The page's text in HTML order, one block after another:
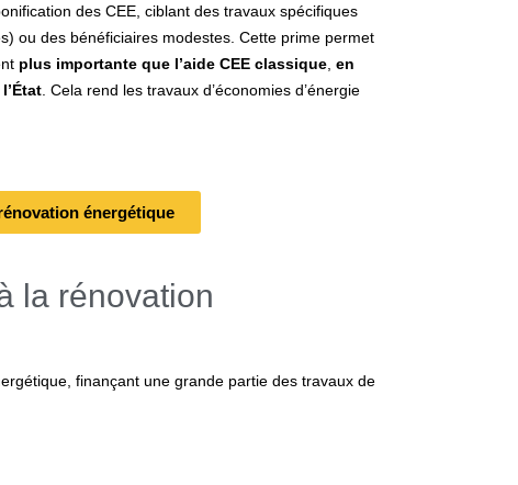
des CEE, ciblant des travaux spécifiques
ou des bénéficiaires modestes. Cette prime permet
plus importante que l’aide CEE classique, en
. Cela rend les travaux d’économies d’énergie
énergétique
la rénovation
finançant une grande partie des travaux de